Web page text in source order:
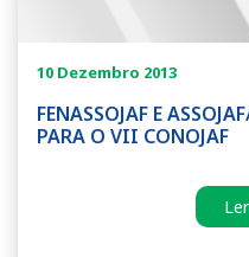
FENASSOJAF E
PARA O VII CONOJAF
10 Dezembro 2013